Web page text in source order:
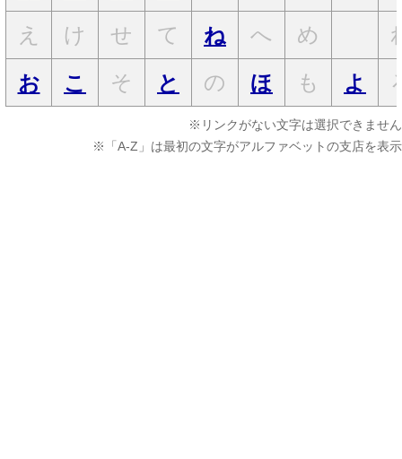
え
け せ て ね へ め
お
こ そ と の ほ も よ
※リンクがない文字は選択できません
※「A-Z」は最初の文字がアルファベットの支店を表示